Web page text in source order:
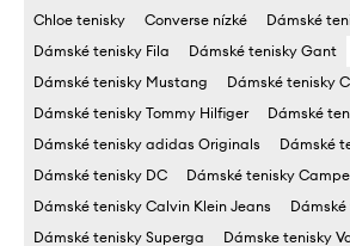
Chloe tenisky
Converse nízké
Dámské
Dámské tenisky Fila
Dámské tenisky Gant
Dámské tenisky Mustang
Dámské tenisky
Dámské tenisky Tommy Hilfiger
Dámské
Dámské tenisky adidas Originals
Dámské
Dámské tenisky DC
Dámské tenisky
Dámské tenisky Calvin Klein Jeans
Dámské tenisky Superga
Dámske tenisky